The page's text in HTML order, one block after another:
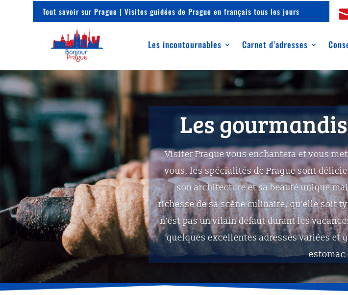
Tout savoir sur Prague | Visites guidées de Prague en français tous les jours
Les incontournables Carnet d’adresses
Les
Visiter Prague vous enchantera et vous
vous, les spécialités de Prague sont
son architecture et sa beauté unique
richesse de sa scène culinaire, qu’elle soit
n’est pas un vilain défaut durant les
quelques excellentes adresses variées et
estomac